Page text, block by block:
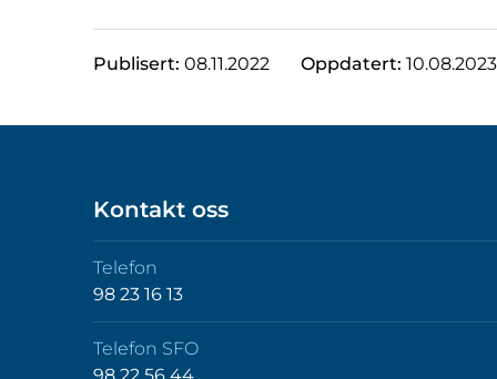
Publisert: 08.11.2022 Oppdatert: 10.08.2023
Kontakt oss
Telefon
98 23 16 13
Telefon SFO